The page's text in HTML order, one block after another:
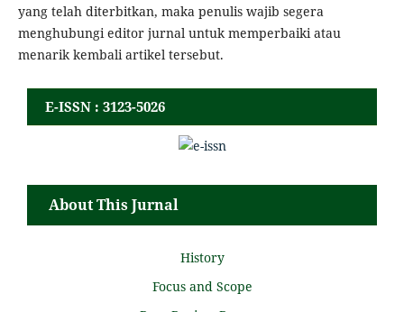
yang telah diterbitkan, maka penulis wajib segera
menghubungi editor jurnal untuk memperbaiki atau
menarik kembali artikel tersebut.
E-ISSN : 3123-5026
About This Jurnal
History
Focus and Scope